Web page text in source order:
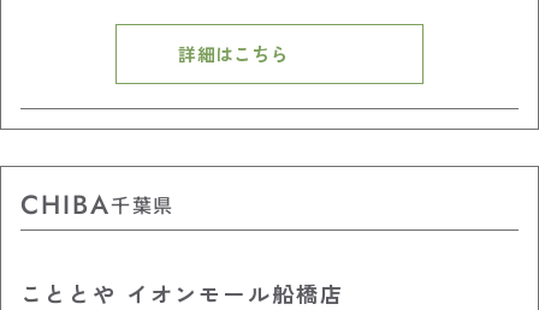
詳細はこちら
CHIBA千葉県
こととや イオンモール船橋店